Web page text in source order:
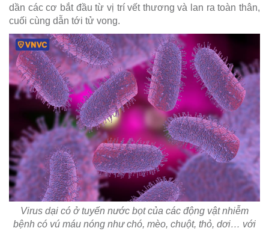
dần các cơ bắt đầu từ vị trí vết thương và lan ra toàn thân,
cuối cùng dẫn tới tử vong.
Virus dại có ở tuyến nước bọt của các động vật nhiễm
bệnh có vú máu nóng như chó, mèo, chuột, thỏ, dơi… với